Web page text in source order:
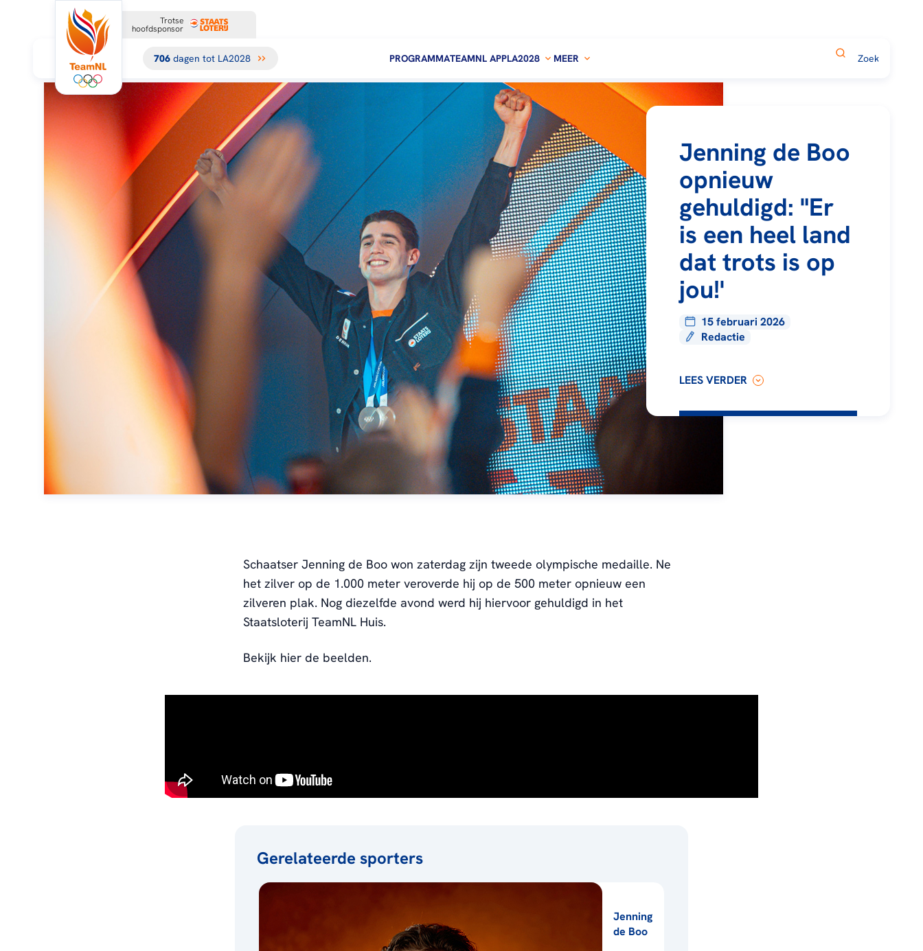
Trotse
hoofdsponsor
706 dagen tot LA2028 PROGRAMMATEAMNL APPLA2028 MEER
Jenning de Boo
opnieuw
gehuldigd: "Er
is een heel land
dat trots is op
jou!'
15 februari 2026
Redactie
LEES VERDER
Schaatser Jenning de Boo won zaterdag zijn tweede olympische medaille. Ne
het zilver op de 1.000 meter veroverde hij op de 500 meter opnieuw een
zilveren plak. Nog diezelfde avond werd hij hiervoor gehuldigd in het
Staatsloterij TeamNL Huis.
Bekijk hier de beelden.
Gerelateerde sporters
Jenning
de Boo